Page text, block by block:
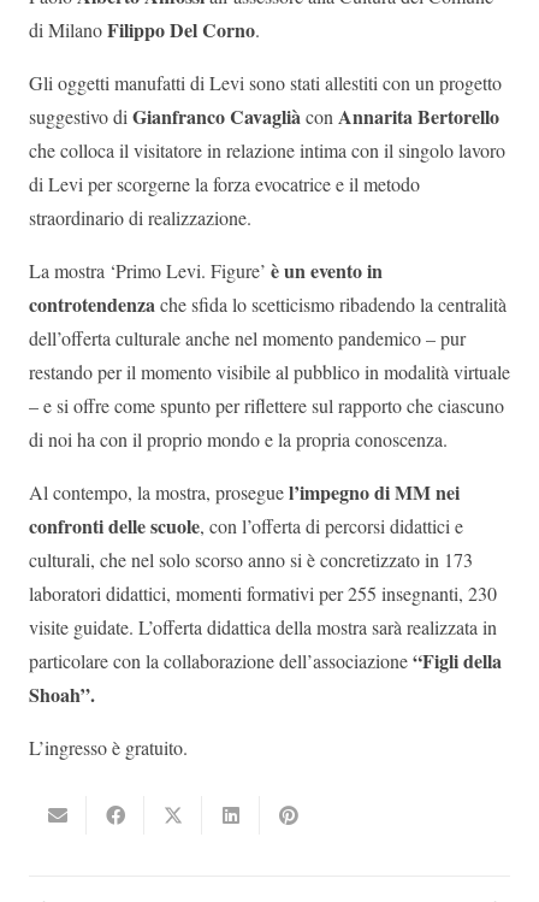
di MilanoFilippo Del Corno.
Gli oggetti manufatti di Levi sono stati allestiti con un progetto
suggestivo diGianfranco CavagliàconAnnarita Bertorello
che colloca il visitatore in relazione intima con il singolo lavoro
di Levi per scorgerne la forza evocatrice e il metodo
straordinario di realizzazione.
La mostra ‘Primo Levi. Figure’ è un evento in
controtendenzache sfida lo scetticismo ribadendo la centralità
dell’offerta culturale anche nel momento pandemico – pur
restando per il momento visibile al pubblico in modalità virtuale
– e si offre come spunto per riflettere sul rapporto che ciascuno
di noi ha con il proprio mondo e la propria conoscenza.
Al contempo, la mostra, proseguel’impegno di MM nei
confronti delle scuole, con l’offerta di percorsi didattici e
culturali, che nel solo scorso anno si è concretizzato in 173
laboratori didattici, momenti formativi per 255 insegnanti, 230
visite guidate. L’offerta didattica della mostra sarà realizzata in
particolare con la collaborazione dell’associazione“Figli della
Shoah”.
L’ingresso è gratuito.